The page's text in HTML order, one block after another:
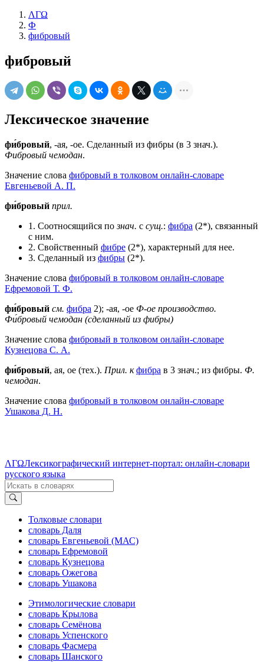
ΛΓΩ
Ф
фибровый
фибровый
Лексическое значение
фи́бровый, -ая, -ое. Сделанный из фибры (в 3 знач.).
Фибровый чемодан.
Значение слова фибровый в толковом онлайн-словаре
Евгеньевой А. П.
фи́бровый прил.
1. Соотносящийся познач. с сущ.: фибра (2*), связанный
с ним.
2. Свойственный фибре (2*), характерный для нее.
3. Сделанный из фибры (2*).
Значение слова фибровый в толковом онлайн-словаре
Ефремовой Т. Ф.
фи́бровый см. фибра 2); -ая, -ое Ф-ое производство.
Фи́бровый чемодан (сделанный из фибры)
Значение слова фибровый в толковом онлайн-словаре
Кузнецова С. А.
фи́бровый, ая, ое (тех.). Прил. к фибра в 3 знач.; из фибры. Ф.
чемодан.
Значение слова фибровый в толковом онлайн-словаре
Ушакова Д. Н.
ΛΓΩЛексикографический интернет-портал: онлайн-словари
русского языка
Толковые словари
словарь Даля
словарь Евгеньевой (МАС)
словарь Ефремовой
словарь Кузнецова
словарь Ожегова
словарь Ушакова
Этимологические словари
словарь Крылова
словарь Семёнова
словарь Успенского
словарь Фасмера
словарь Шанского